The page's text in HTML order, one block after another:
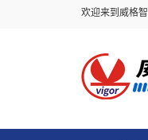
欢迎来到威格智